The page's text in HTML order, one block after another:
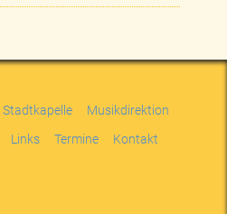
Stadtkapelle
Musikdirektion
Links Termine
Kontakt